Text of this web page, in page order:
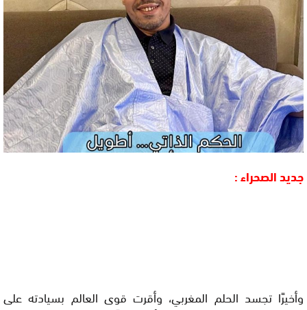
جديد الصحراء :
وأخيرًا تجسد الحلم المغربي، وأقرت قوى العالم بسيادته على